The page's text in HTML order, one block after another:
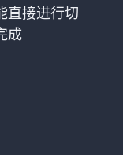
直接进行切
成